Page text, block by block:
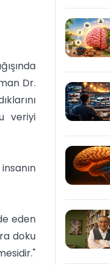
Dr.
veriyi
eden
doku